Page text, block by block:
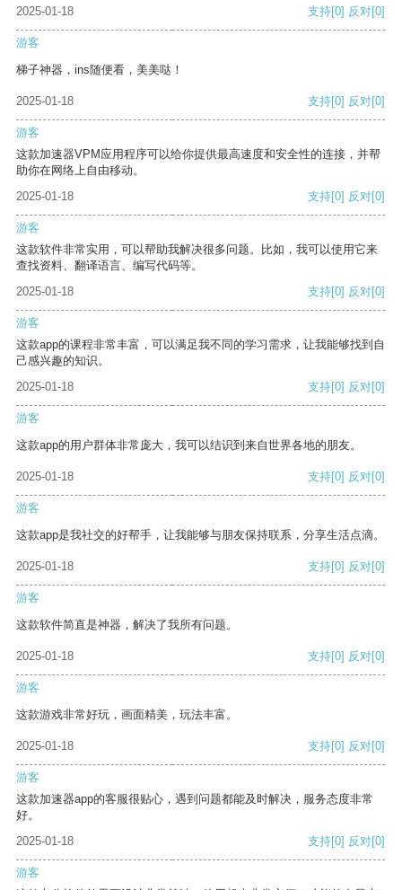
2025-01-18 支持[0] 反对[0]
游客
梯子神器，ins随便看，美美哒！
2025-01-18 支持[0] 反对[0]
游客
这款加速器VPM应用程序可以给你提供最高速度和安全性的连接，并帮
助你在网络上自由移动。
2025-01-18
支持[0] 反对[0]
游客
这款软件非常实用，可以帮助我解决很多问题。比如，我可以使用它来
查找资料、翻译语言、编写代码等。
2025-01-18
支持[0] 反对[0]
游客
这款app的课程非常丰富，可以满足我不同的学习需求，让我能够找到自
己感兴趣的知识。
2025-01-18
支持[0] 反对[0]
游客
这款app的用户群体非常庞大，我可以结识到来自世界各地的朋友。
2025-01-18 支持[0] 反对[0]
游客
这款app是我社交的好帮手，让我能够与朋友保持联系，分享生活点滴。
2025-01-18 支持[0] 反对[0]
游客
这款软件简直是神器，解决了我所有问题。
2025-01-18 支持[0] 反对[0]
游客
这款游戏非常好玩，画面精美，玩法丰富。
2025-01-18 支持[0] 反对[0]
游客
这款加速器app的客服很贴心，遇到问题都能及时解决，服务态度非常
好。
2025-01-18
支持[0] 反对[0]
游客